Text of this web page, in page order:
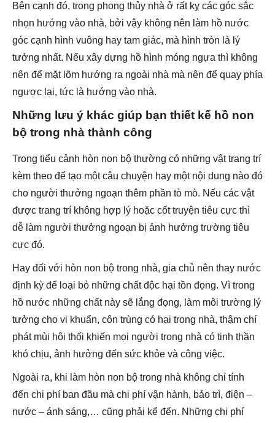
Bên cạnh đó, trong phong thủy nhà ở rất kỵ các góc sắc
nhọn hướng vào nhà, bởi vậy không nên làm hồ nước
góc cạnh hình vuông hay tam giác, mà hình tròn là lý
tưởng nhất. Nếu xây dựng hồ hình móng ngựa thì không
nên để mặt lõm hướng ra ngoài nhà mà nên để quay phía
ngược lại, tức là hướng vào nhà.
Những lưu ý khác giúp bạn thiết kế hồ non
bộ trong nhà thành công
Trong tiểu cảnh hòn non bộ thường có những vật trang trí
kèm theo để tạo một câu chuyện hay một nội dung nào đó
cho người thưởng ngoạn thêm phần tò mò. Nếu các vật
được trang trí không hợp lý hoặc cốt truyện tiêu cực thì
dễ làm người thưởng ngoạn bị ảnh hưởng trường tiêu
cực đó.
Hay đối với hòn non bộ trong nhà, gia chủ nên thay nước
định kỳ để loại bỏ những chất độc hại tồn đọng. Vì trong
hồ nước những chất này sẽ lắng đọng, làm môi trường lý
tưởng cho vi khuẩn, côn trùng có hại trong nhà, thậm chí
phát mùi hôi thối khiến mọi người trong nhà có tinh thần
khó chịu, ảnh hưởng đến sức khỏe và công việc.
Ngoài ra, khi làm hòn non bộ trong nhà không chỉ tính
đến chi phí ban đầu mà chi phí vận hành, bảo trì, điện –
nước – ánh sáng,… cũng phải kể đến. Những chi phí